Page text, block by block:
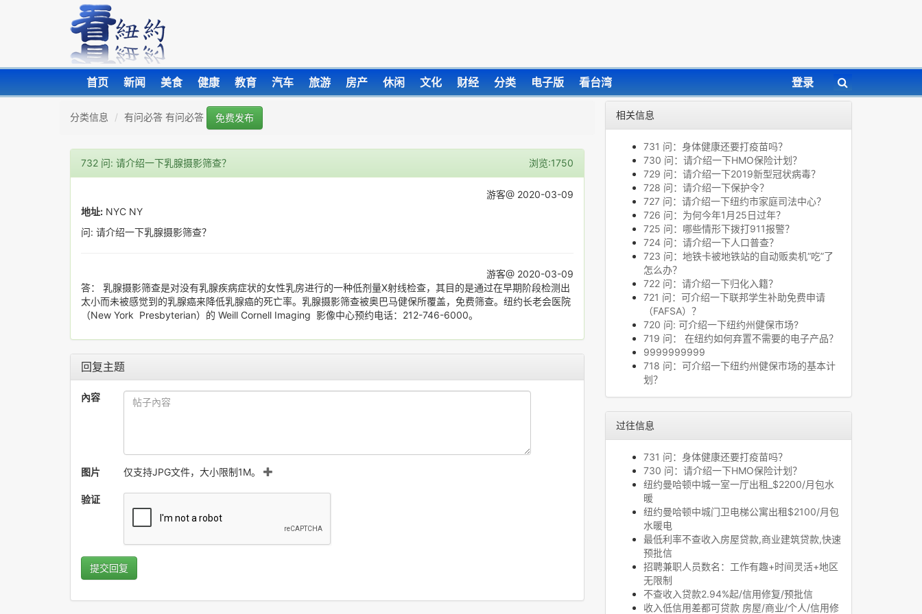
首页 新闻 美食 健康 教育 汽车 旅游 房产 休闲 文化 财经 分类 电子版 看台湾 登录
分类信息 有问必答 有问必答 免费发布
732 问: 请介绍一下乳腺摄影筛查？ 浏览:1750
游客@ 2020-03-09
地址: NYC NY
问: 请介绍一下乳腺摄影筛查？
游客@ 2020-03-09
答： 乳腺摄影筛查是对没有乳腺疾病症状的女性乳房进行的一种低剂量X射线检查，其目的是通过在早期阶段检测出
太小而未被感觉到的乳腺癌来降低乳腺癌的死亡率。乳腺摄影筛查被奥巴马健保所覆盖，免费筛查。纽约长老会医院
（New York Presbyterian）的 Weill Cornell Imaging 影像中心预约电话：212-746-6000。
回复主题
內容
图片 仅支持JPG文件，大小限制1M。
验证
提交回复
相关信息
731 问：身体健康还要打疫苗吗？
730 问：请介绍一下HMO保险计划？
729 问：请介绍一下2019新型冠状病毒？
728 问：请介绍一下保护令？
727 问：请介绍一下纽约市家庭司法中心？
726 问：为何今年1月25日过年？
725 问：哪些情形下拨打911报警？
724 问：请介绍一下人口普查？
723 问：地铁卡被地铁站的自动贩卖机“吃”了
怎么办？
722 问：请介绍一下归化入籍？
721 问：可介绍一下联邦学生补助免费申请
（FAFSA）？
720 问: 可介绍一下纽约州健保市场?
719 问： 在纽约如何弃置不需要的电子产品？
9999999999
718 问：可介绍一下纽约州健保市场的基本计
划？
过往信息
731 问：身体健康还要打疫苗吗？
730 问：请介绍一下HMO保险计划？
纽约曼哈顿中城一室一厅出租_$2200/月包水
暖
纽约曼哈顿中城门卫电梯公寓出租$2100/月包
水暖电
最低利率不查收入房屋贷款,商业建筑贷款,快速
预批信
招聘兼职人员数名：工作有趣+时间灵活+地区
无限制
不查收入贷款2.94%起/信用修复/预批信
收入低信用差都可贷款 房屋/商业/个人/信用修